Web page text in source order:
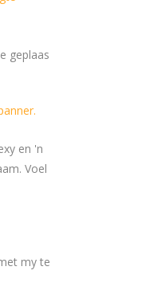
geplaas
en 'n
Voel
my te